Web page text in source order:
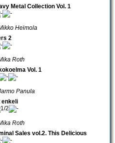
Metal Collection Vol. 1
Heimola
2
Roth
Vol. 1
Panula
enkeli
Roth
Sales vol.2. This Delicious